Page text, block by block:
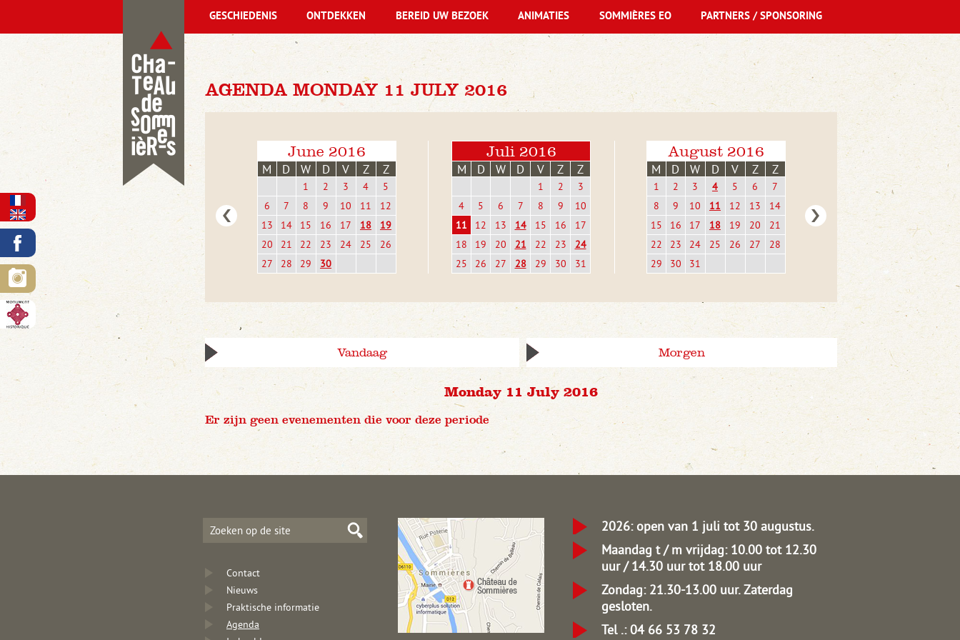
AGENDA MONDAY 11 JULY 2016
June 2016
M D W D V Z Z
1 2 3 4
5
6
7 8 9 10 11
12
13
14 15 16 17 18
19
20
21 22 23 24 25
26
27
28 29 30
Juli 2016
M D W D V Z Z
1 2
3
4
5 6 7 8 9
10
11
12 13 14 15 16
17
18
19 20 21 22 23
24
25
26 27 28 29 30 31
August 2016
M D W D V Z Z
1 2 3 4 5 6
7
8
9 10 11 12 13
14
15
16 17 18 19 20
21
22
23 24 25 26 27
28
29
30 31
Vandaag Morgen
Monday 11 July 2016
Er zijn geen evenementen die voor deze periode
GESCHIEDENIS ONTDEKKEN BEREID UW BEZOEK ANIMATIES SOMMIÈRES EO PARTNERS / SPONSORING
Contact
Nieuws
Praktische informatie
Agenda
2026: open van 1 juli tot 30 augustus.
Maandag t / m vrijdag: 10.00 tot 12.30
uur / 14.30 uur tot 18.00 uur
Zondag: 21.30-13.00 uur.Zaterdag
gesloten.
Tel .: 04 66 53 78 32